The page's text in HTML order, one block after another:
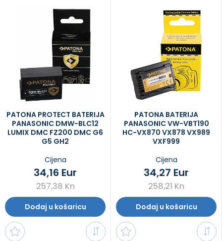
PATONA PROTECT BATERIJA
PANASONIC DMW-BLC12
LUMIX DMC FZ200 DMC G6
G5 GH2
Cijena
257,38 Kn
34,16 Eur
Dodaj u košaricu
PATONA BATERIJA
PANASONIC VW-VBT190
HC-VX870 VX878 VX989
VXF999
Cijena
258,21 Kn
34,27 Eur
Dodaj u košaricu